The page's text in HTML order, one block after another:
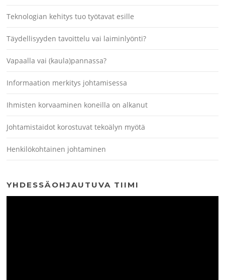
Teknologian kehitys tuo työtavat esille
Täydellisyyden tavoittelu vai laiminlyönti?
Vapaalla vai (kaula)pannassa?
Informaation merkitys johtamisessa
Ihmisten korvaaminen koneilla on alkanut
Johtamistaidot korostuvat tekoälyn myötä
Henkilökohtainen johtaminen
YHDESSÄOHJAUTUVA TIIMI